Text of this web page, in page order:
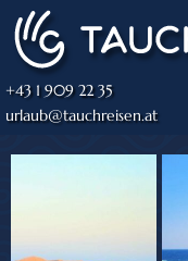
+43 1 909 22 35
urlaub@tauchreisen.at